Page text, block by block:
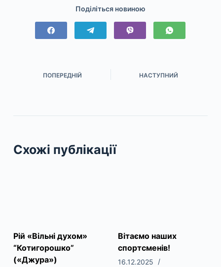
Поділіться новиною
ПОПЕРЕДНІЙ НАСТУПНИЙ
Схожі публікації
Рій «Вільні духом»
“Котигорошко”
(«Джура»)
Вітаємо наших
спортсменів!
16.12.2025